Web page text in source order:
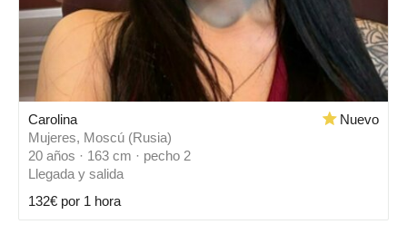
Carolina
Nuevo
Mujeres, Moscú (Rusia)
20 años · 163 cm · pecho 2
Llegada y salida
132€ por 1 hora